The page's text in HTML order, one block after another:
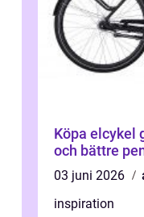
Köpa elcykel guide till smartare vardag
och bättre
03 juni 2026
inspiration